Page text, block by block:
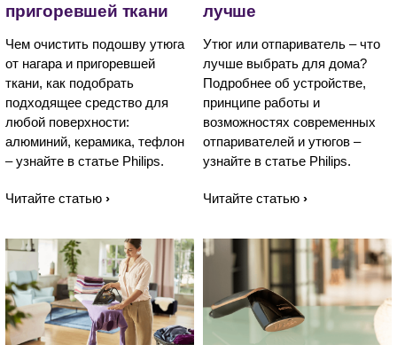
пригоревшей ткани
Чем очистить подошву утюга
от нагара и пригоревшей
ткани, как подобрать
подходящее средство для
любой поверхности:
алюминий, керамика, тефлон
– узнайте в статье Philips.
Читайте статью
лучше
Утюг или отпариватель – что
лучше выбрать для дома?
Подробнее об устройстве,
принципе работы и
возможностях современных
отпаривателей и утюгов –
узнайте в статье Philips.
Читайте статью